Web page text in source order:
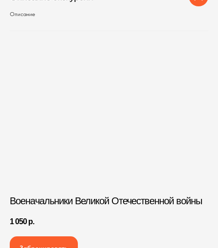
Описание
Военачальники Великой Отечественной войны
1 050 р.